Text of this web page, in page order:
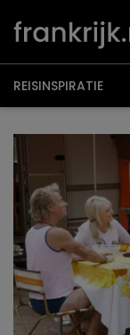
naar
inhoud
REISINSPIRATIE